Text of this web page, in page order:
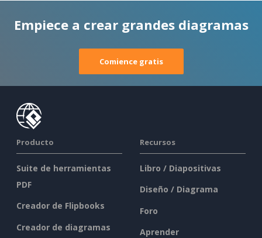
Empiece a crear grandes diagramas
Comience gratis
Producto
Suite de herramientas
PDF
Creador de Flipbooks
Creador de diagramas
Recursos
Libro / Diapositivas
Diseño / Diagrama
Foro
Aprender